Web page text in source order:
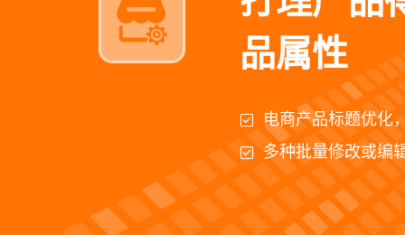
手
快速上新的最好办
别人店铺的产品也
主图，视频，属性